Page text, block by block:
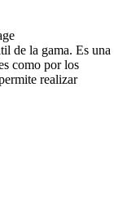
de la gama. Es una
como por los
realizar